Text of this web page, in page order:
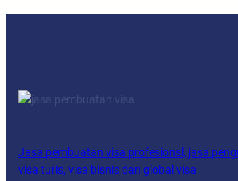
Jasa pembuatan visa profesionsl, jasa
visa turis, visa bisnis dan global visa